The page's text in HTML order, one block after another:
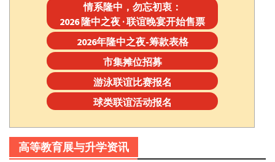
情系隆中，勿忘初衷：
2026 隆中之夜 · 联谊晚宴开始售票
2026年隆中之夜-筹款表格
市集摊位招募
游泳联谊比赛报名
球类联谊活动报名
高等教育展与升学资讯